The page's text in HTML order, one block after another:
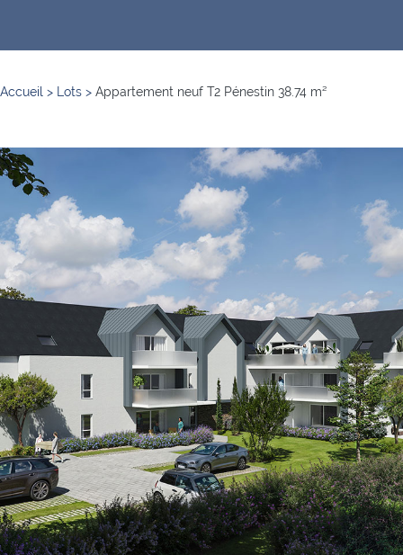
Accueil > Lots > Appartement neuf T2 Pénestin 38.74 m²